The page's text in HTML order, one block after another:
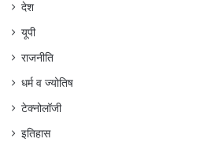
देश
यूपी
राजनीति
धर्म व ज्योतिष
टेक्नोलॉजी
इतिहास